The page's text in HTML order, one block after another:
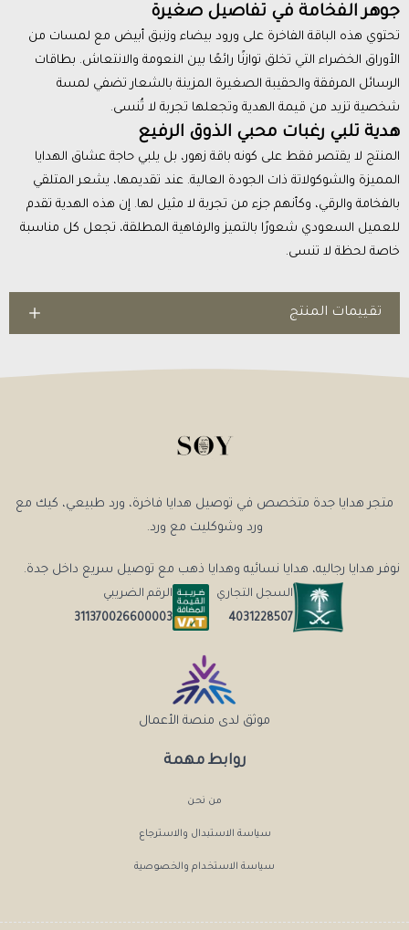
جوهر الفخامة في تفاصيل صغيرة
تحتوي هذه الباقة الفاخرة على ورود بيضاء وزنبق أبيض مع لمسات من
الأوراق الخضراء التي تخلق توازنًا رائعًا بين النعومة والانتعاش. بطاقات
الرسائل المرفقة والحقيبة الصغيرة المزينة بالشعار تضفي لمسة
شخصية تزيد من قيمة الهدية وتجعلها تجربة لا تُنسى.
هدية تلبي رغبات محبي الذوق الرفيع
المنتج لا يقتصر فقط على كونه باقة زهور، بل يلبي حاجة عشاق الهدايا
المميزة والشوكولاتة ذات الجودة العالية. عند تقديمها، يشعر المتلقي
بالفخامة والرقي، وكأنهم جزء من تجربة لا مثيل لها. إن هذه الهدية تقدم
للعميل السعودي شعورًا بالتميز والرفاهية المطلقة، تجعل كل مناسبة
خاصة لحظة لا تنسى.
تقييمات المنتج
روابط مهمة
من نحن
سياسة الاستبدال والاسترجاع
سياسة الاستخدام والخصوصية
متجر هدايا جدة متخصص في توصيل هدايا فاخرة، ورد طبيعي، كيك مع
ورد وشوكليت مع ورد.
نوفر هدايا رجاليه، هدايا نسائيه وهدايا ذهب مع توصيل سريع داخل جدة.
السجل التجاري
4031228507
الرقم الضريبي
311370026600003
موثق لدى منصة الأعمال